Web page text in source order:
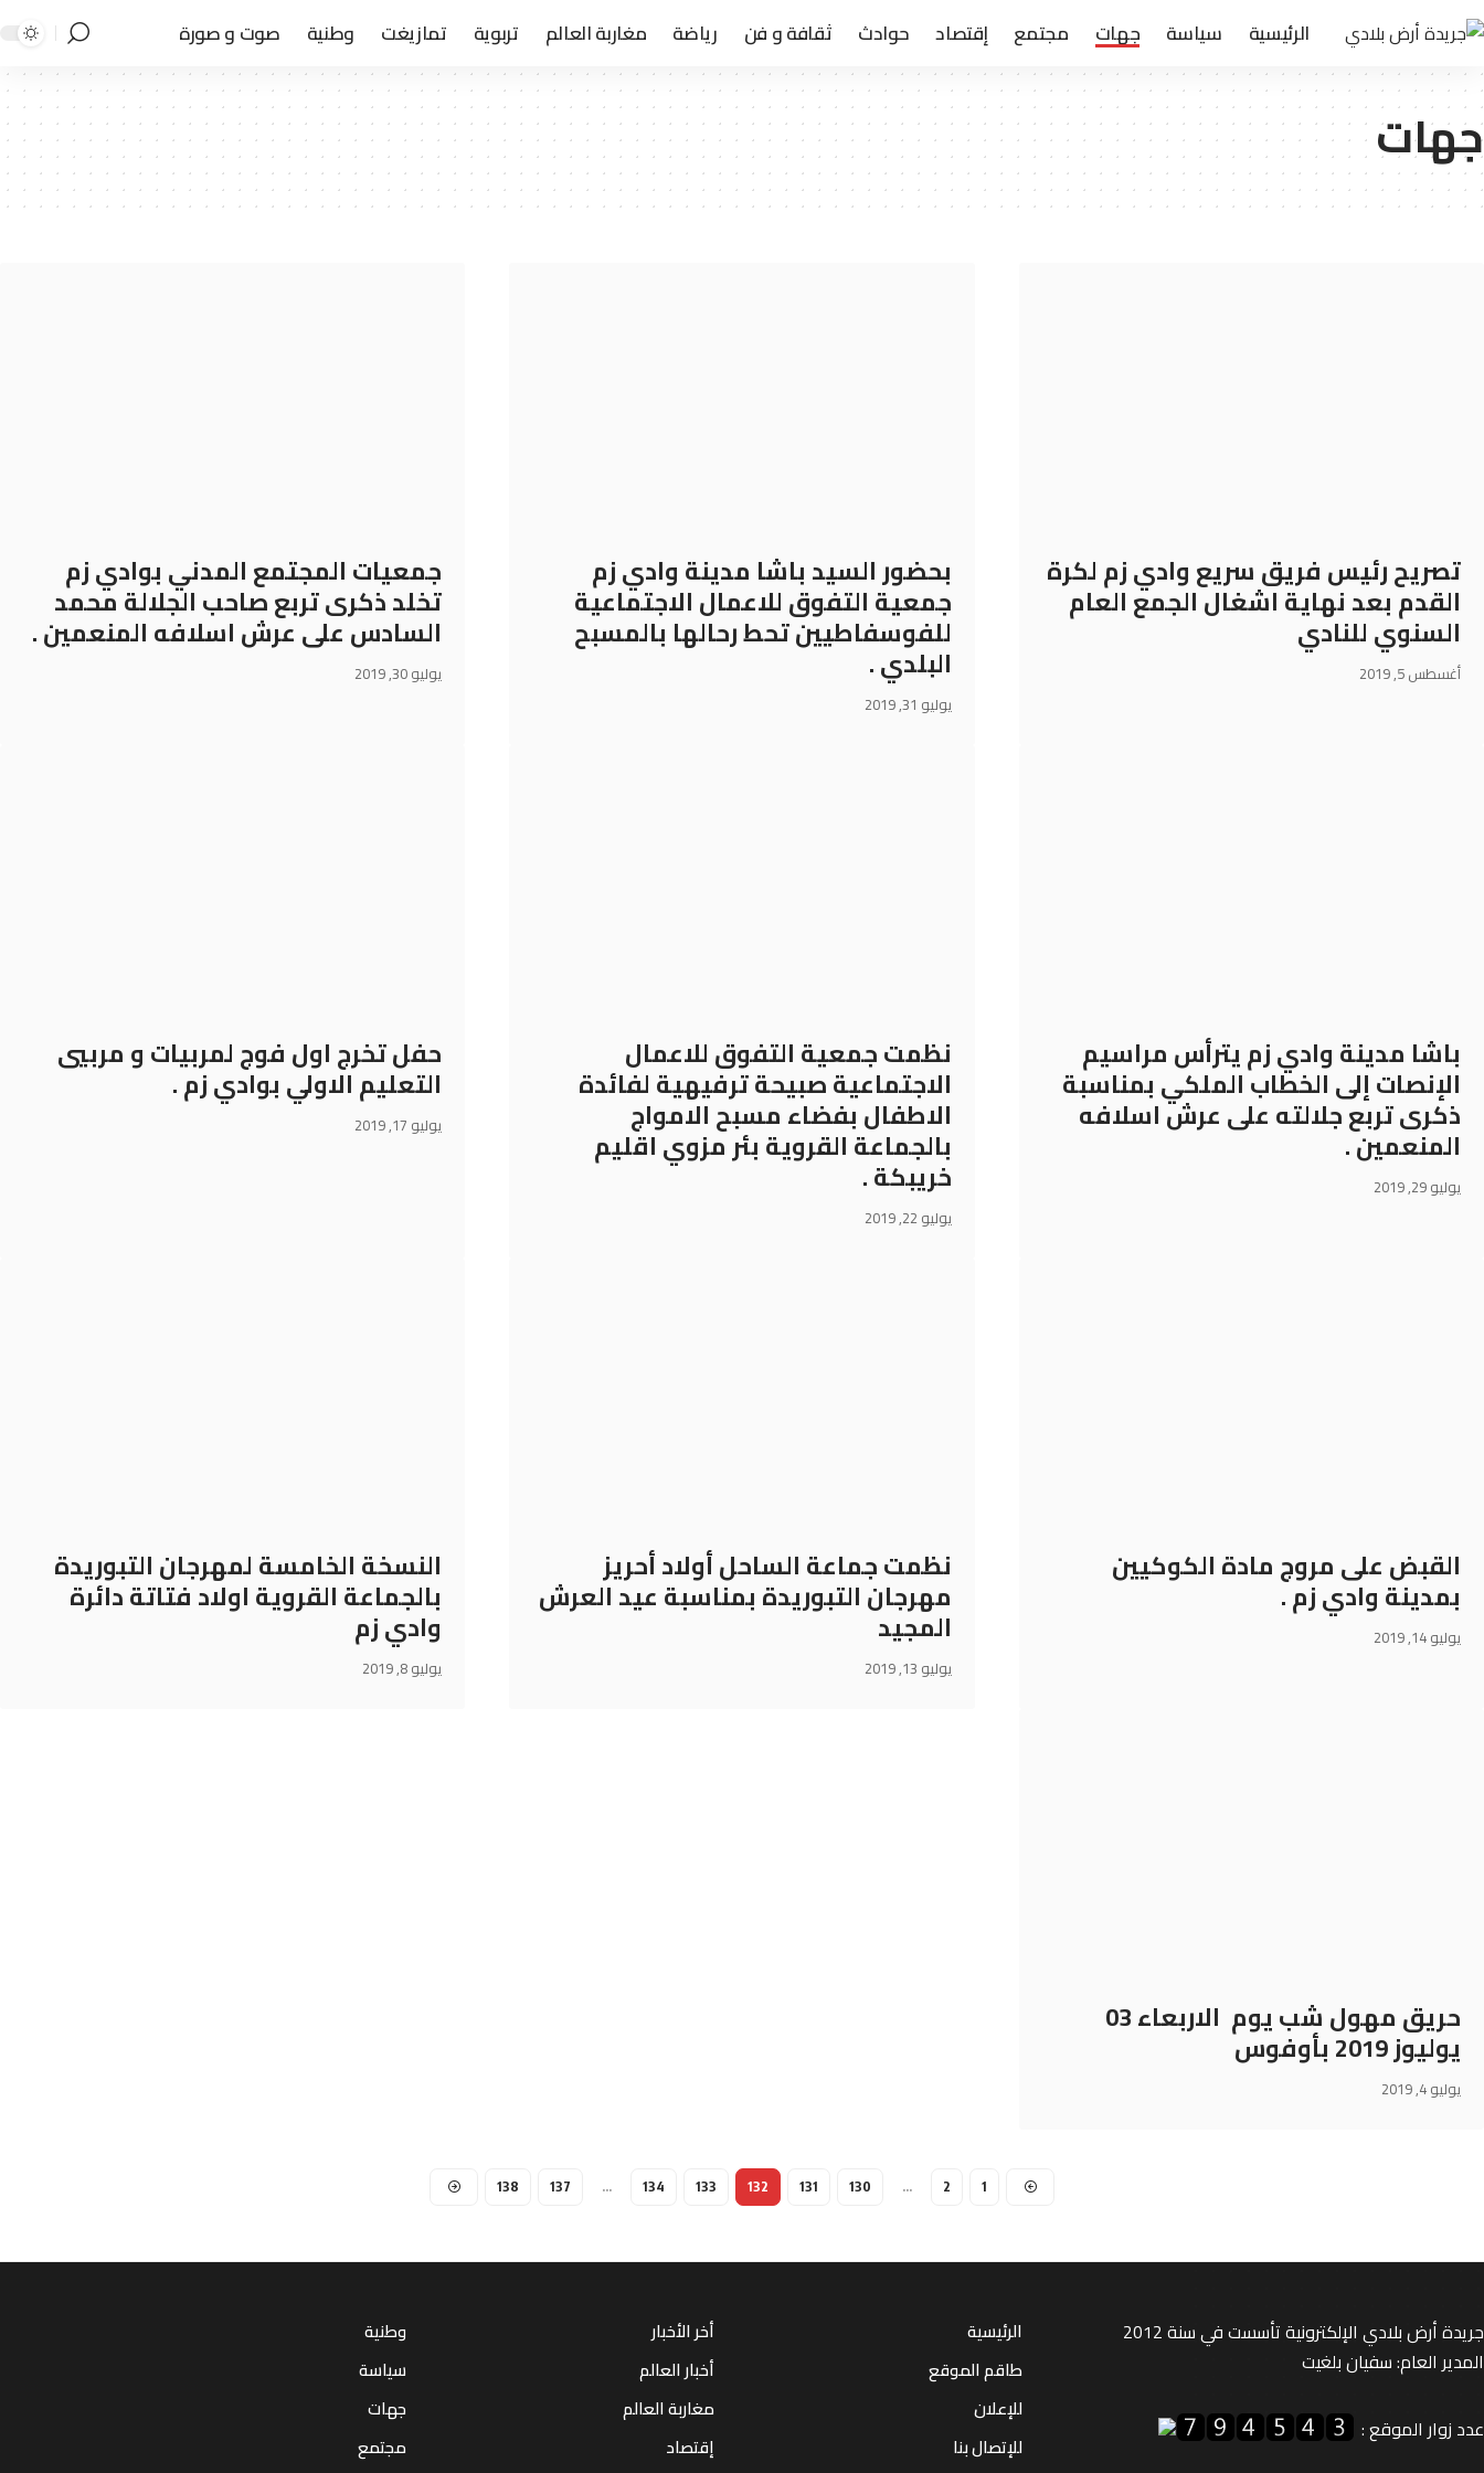
الرئيسية سياسة جهات مجتمع إقتصاد حوادث ثقافة و فن رياضة مغاربة العالم تربوية تمازيغت وطنية صوت و صورة
جهات
تصريح رئيس فريق سريع وادي زم لكرة
القدم بعد نهاية اشغال الجمع العام
السنوي للنادي
أغسطس 5, 2019
بحضور السيد باشا مدينة وادي زم
جمعية التفوق للاعمال الاجتماعية
للفوسفاطيين تحط رحالها بالمسبح
البلدي .
يوليو 31, 2019
جمعيات المجتمع المدني بوادي زم
تخلد ذكرى تربع صاحب الجلالة محمد
السادس على عرش اسلافه المنعمين .
يوليو 30, 2019
باشا مدينة وادي زم يترأس مراسيم
الإنصات إلى الخطاب الملكي بمناسبة
ذكرى تربع جلالته على عرش اسلافه
المنعمين .
يوليو 29, 2019
نظمت جمعية التفوق للاعمال
الاجتماعية صبيحة ترفيهية لفائدة
الاطفال بفضاء مسبح الامواج
بالجماعة القروية بئر مزوي اقليم
خريبكة .
يوليو 22, 2019
حفل تخرج اول فوج لمربيات و مربيي
التعليم الاولي بوادي زم .
يوليو 17, 2019
القبض على مروج مادة الكوكيين
بمدينة وادي زم .
يوليو 14, 2019
نظمت جماعة الساحل أولاد أحريز
مهرجان التبوريدة بمناسبة عيد العرش
المجيد
يوليو 13, 2019
النسخة الخامسة لمهرجان التبوريدة
بالجماعة القروية اولاد فتاتة دائرة
وادي زم
يوليو 8, 2019
حريق مهول شب يوم الاربعاء 03
يوليوز 2019 بأوفوس
يوليو 4, 2019
1
2
…
130
131
132
133
134
…
137
138
جريدة أرض بلادي الإلكترونية تأسست في سنة 2012
المدير العام: سفيان بلغيت
عدد زوار الموقع :
الرئيسية
طاقم الموقع
للإعلان
للإتصال بنا
أخر الأخبار
أخبار العالم
مغاربة العالم
إقتصاد
وطنية
سياسة
جهات
مجتمع